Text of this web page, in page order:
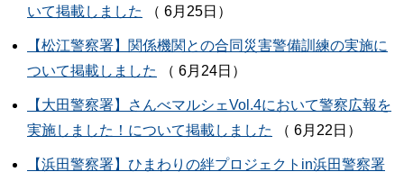
いて掲載しました
（ 6月25日）
【松江警察署】関係機関との合同災害警備訓練の実施に
ついて掲載しました
（ 6月24日）
【大田警察署】さんべマルシェVol.4において警察広報を
実施しました！について掲載しました
（ 6月22日）
【浜田警察署】ひまわりの絆プロジェクトin浜田警察署